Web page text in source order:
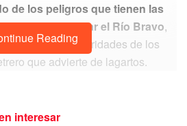
de los peligros que tienen las
intentan cruzar el Río Bravo,
de las autoridades de los
que advierte de lagartos.
Reading
interesar